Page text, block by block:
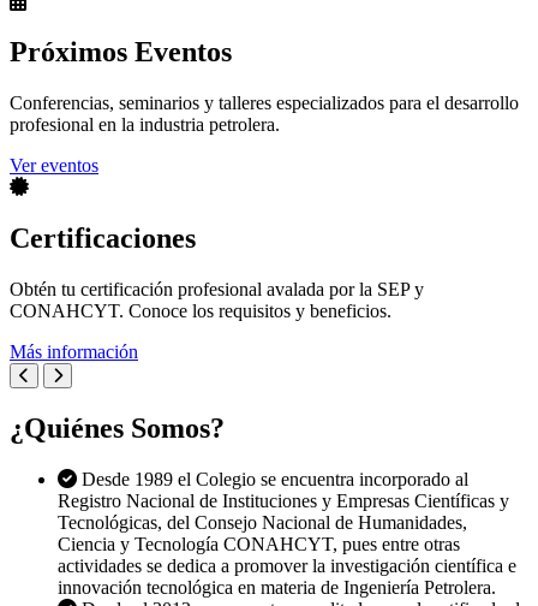
Próximos Eventos
Conferencias, seminarios y talleres especializados para el desarrollo
profesional en la industria petrolera.
Ver eventos
Certificaciones
Obtén tu certificación profesional avalada por la SEP y
CONAHCYT. Conoce los requisitos y beneficios.
Más información
¿Quiénes Somos?
Desde 1989 el Colegio se encuentra incorporado al
Registro Nacional de Instituciones y Empresas Científicas y
Tecnológicas, del Consejo Nacional de Humanidades,
Ciencia y Tecnología CONAHCYT, pues entre otras
actividades se dedica a promover la investigación científica e
innovación tecnológica en materia de Ingeniería Petrolera.